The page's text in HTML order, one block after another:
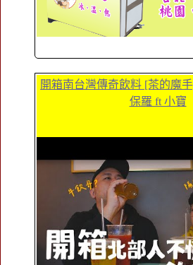
開箱南台灣傳奇飲料 [茶的魔
保羅 ft 小寶